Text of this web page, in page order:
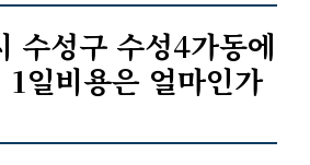
수성구 수성4가동에
1일비용은 얼마인가